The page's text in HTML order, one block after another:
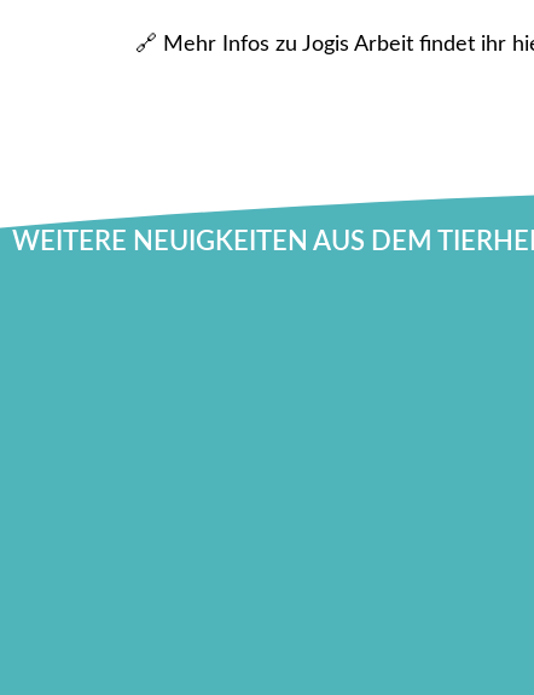
🔗 Mehr Infos zu Jogis Arbeit findet ihr
WEITERE NEUIGKEITEN AUS DEM